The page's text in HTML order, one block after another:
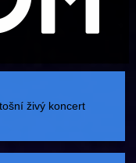
živý koncert